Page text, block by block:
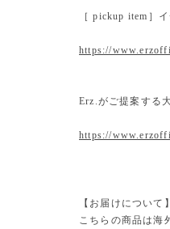
［ pickup item］
https://
Erz.がご提案する
https://
【お届けについて】
こちらの商品は海